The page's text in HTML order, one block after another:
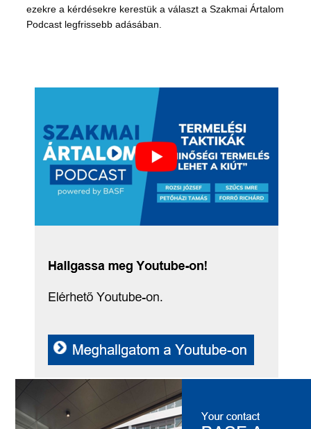
ezekre a kérdésekre kerestük a választ a Szakmai Ártalom
Podcast legfrissebb adásában.